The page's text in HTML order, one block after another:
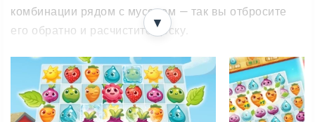
комбинации рядом с мусором — так вы отбросите
его обратно и расчистите доску.
Уровни, где нужно думать наперёд
Каждый этап ставит свою задачу. Иногда нужно
собрать определённое количество «Кропси», иногда
▼